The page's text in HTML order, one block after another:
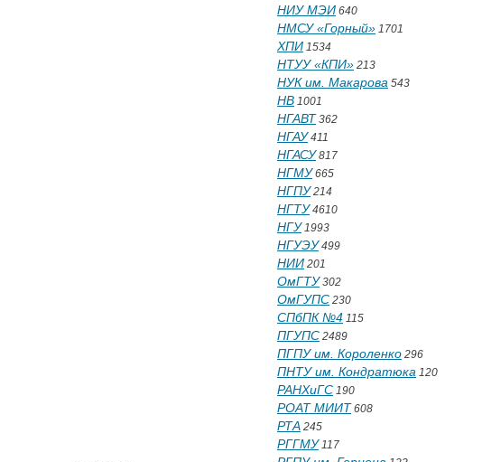
НИУ МЭИ 640
НМСУ «Горный» 1701
ХПИ 1534
НТУУ «КПИ» 213
НУК им. Макарова 543
НВ 1001
НГАВТ 362
НГАУ411
НГАСУ817
НГМУ665
НГПУ214
НГТУ4610
НГУ1993
НГУЭУ499
НИИ 201
ОмГТУ302
ОмГУПС 230
СПбПК №4 115
ПГУПС 2489
ПГПУ им. Короленко 296
ПНТУ им. Кондратюка 120
РАНХиГС 190
РОАТ МИИТ 608
РТА 245
РГГМУ117